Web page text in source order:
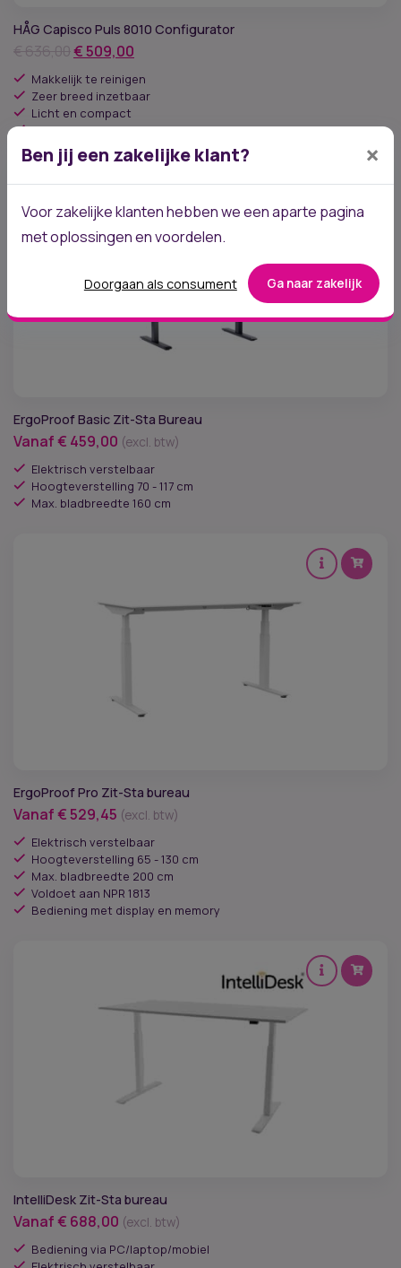
HÅG Capisco Puls 8010 Configurator
€636,00Oorspronkelijke
prijs
was:
€ 636,00.
€509,00
is:
Makkelijk te reinigen
Zeer breed inzetbaar
Licht en compact
Met kussentje op zitting
ErgoProof Basic Zit-Sta Bureau
Vanaf€ 459,00 (excl. btw)
Elektrisch verstelbaar
Hoogteverstelling 70 - 117 cm
Max. bladbreedte 160 cm
ErgoProof Pro Zit-Sta bureau
Vanaf€529,45 (excl. btw)
Elektrisch verstelbaar
Hoogteverstelling 65 - 130 cm
Max. bladbreedte 200 cm
Voldoet aan NPR 1813
Bediening met display en memory
IntelliDesk Zit-Sta bureau
Vanaf€ 688,00 (excl. btw)
Bediening via PC/laptop/mobiel
Ben jij een zakelijke klant? ×
Voor zakelijke klanten hebben we een aparte pagina
met oplossingen en voordelen.
Doorgaan als consument Ga naar zakelijk